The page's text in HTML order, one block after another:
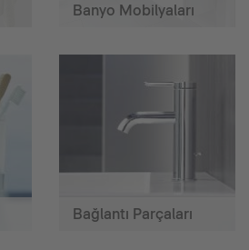
Banyo Mobilyaları
Bağlantı Parçaları